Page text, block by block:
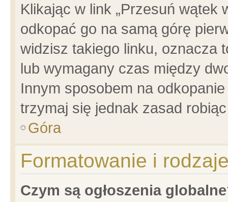
Klikając w link „Przesuń wątek
odkopać go na samą górę
widzisz takiego linku, oznacza
lub wymagany czas między
Innym sposobem na
trzymaj się jednak zasad
Góra
Formatowanie i
Czym są ogłoszenia